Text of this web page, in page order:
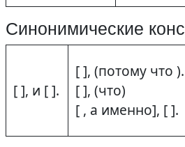
Синонимические
[ ], и [ ].
[ ], (потому что ).
[ ], (что)
[ , а именно], [ ].